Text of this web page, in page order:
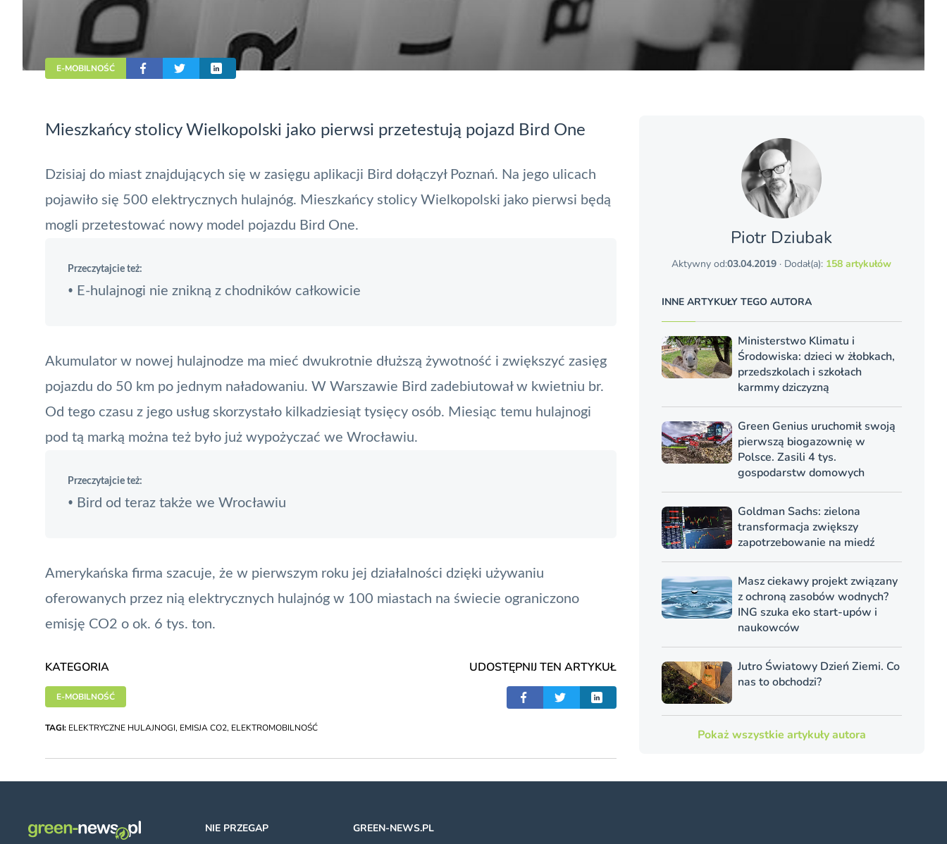
E-MOBILNOŚĆ
Mieszkańcy stolicy Wielkopolski jako pierwsi przetestują pojazd Bird One
Dzisiaj do miast znajdujących się w zasięgu aplikacji Bird dołączył Poznań. Na jego ulicach
pojawiło się 500 elektrycznych hulajnóg. Mieszkańcy stolicy Wielkopolski jako pierwsi będą
mogli przetestować nowy model pojazdu Bird One.
Przeczytajcie też:
• E-hulajnogi nie znikną z chodników całkowicie
Akumulator w nowej hulajnodze ma mieć dwukrotnie dłuższą żywotność i zwiększyć zasięg
pojazdu do 50 km po jednym naładowaniu. W Warszawie Bird zadebiutował w kwietniu br.
Od tego czasu z jego usług skorzystało kilkadziesiąt tysięcy osób. Miesiąc temu hulajnogi
pod tą marką można też było już wypożyczać we Wrocławiu.
Przeczytajcie też:
• Bird od teraz także we Wrocławiu
Amerykańska firma szacuje, że w pierwszym roku jej działalności dzięki używaniu
oferowanych przez nią elektrycznych hulajnóg w 100 miastach na świecie ograniczono
emisję CO2 o ok. 6 tys. ton.
KATEGORIA
E-MOBILNOŚĆ
UDOSTĘPNIJ TEN ARTYKUŁ
TAGI: ELEKTRYCZNE HULAJNOGI, EMISJA CO2, ELEKTROMOBILNOŚĆ
Piotr Dziubak
Aktywny od:03.04.2019 · Dodał(a): 158 artykułów
INNE ARTYKUŁY TEGO AUTORA
Ministerstwo Klimatu i
Środowiska: dzieci w żłobkach,
przedszkolach i szkołach
karmmy dziczyzną
Green Genius uruchomił swoją
pierwszą biogazownię w
Polsce. Zasili 4 tys.
gospodarstw domowych
Goldman Sachs: zielona
transformacja zwiększy
zapotrzebowanie na miedź
Masz ciekawy projekt związany
z ochroną zasobów wodnych?
ING szuka eko start-upów i
naukowców
Jutro Światowy Dzień Ziemi. Co
nas to obchodzi?
Pokaż wszystkie artykuły autora
NIE PRZEGAP GREEN-NEWS.PL